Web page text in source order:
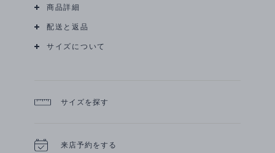
商品詳細
配送と返品
サイズについて
サイズを探す
来店予約をする